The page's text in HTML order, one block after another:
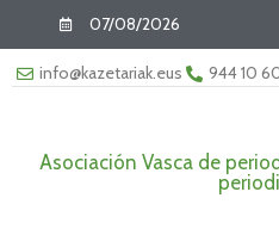
07/08/2026
info@kazetariak.eus 944 10
Asociación Vasca de